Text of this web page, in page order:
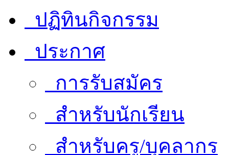
ปฏิทินกิจกรรม
ประกาศ
การรับสมัคร
สำหรับนักเรียน
สำหรับครู/บุคลากร